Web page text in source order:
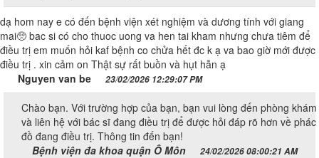
dạ hom nay e có đến bệnh viện xét nghiệm và dương tính với giang
mai🥺 bac si có cho thuoc uong va hen tai kham nhưng chưa tiêm để
điều trị em muốn hỏi kaf bệnh co chửa hết đc k ạ va bao giờ mới được
điều trị . xin cảm on Thật sự rất buồn và hụt hẫn ạ
Nguyen van be 23/02/2026 12:29:07 PM
Chào bạn. Với trường hợp của bạn, bạn vui lòng đến phòng khám
và liên hệ với bác sĩ đang điều trị để được hỏi đáp rõ hơn về phác
đồ đang điều trị. Thông tin đến bạn!
Bệnh viện đa khoa quận Ô Môn
24/02/2026 08:00:21 AM